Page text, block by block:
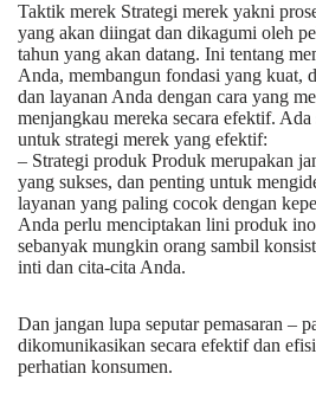
Taktik merek Strategi merek yakni
yang akan diingat dan dikagumi oleh
tahun yang akan datang. Ini tentang
Anda, membangun fondasi yang kuat,
dan layanan Anda dengan cara yang
menjangkau mereka secara efektif.
untuk strategi merek yang efektif:
– Strategi produk Produk merupakan
yang sukses, dan penting untuk
layanan yang paling cocok dengan
Anda perlu menciptakan lini produk
sebanyak mungkin orang sambil
inti dan cita-cita Anda.
Dan jangan lupa seputar pemasaran –
dikomunikasikan secara efektif dan
perhatian konsumen.